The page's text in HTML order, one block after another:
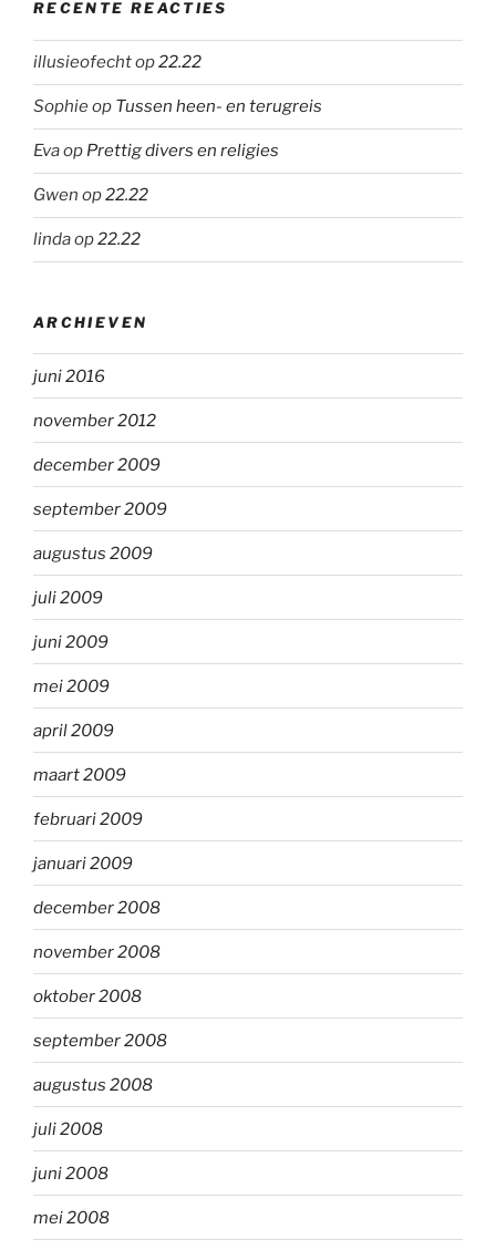
RECENTE REACTIES
illusieofechtop22.22
Sophieop Tussen heen- en terugreis
Evaop Prettig divers en religies
Gwen op22.22
lindaop22.22
ARCHIEVEN
juni 2016
november 2012
december 2009
september 2009
augustus 2009
juli 2009
juni 2009
mei 2009
april 2009
maart 2009
februari 2009
januari 2009
december 2008
november 2008
oktober 2008
september 2008
augustus 2008
juli 2008
juni 2008
mei 2008